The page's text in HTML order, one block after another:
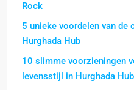
Rock
5 unieke voordelen van de
Hurghada Hub
10 slimme voorzieningen
levensstijl in Hurghada Hub